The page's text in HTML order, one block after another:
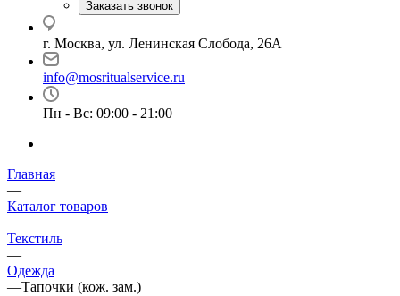
Заказать звонок
г. Москва, ул. Ленинская Слобода, 26А
info@mosritualservice.ru
Пн - Вс: 09:00 - 21:00
Главная
—
Каталог товаров
—
Текстиль
—
Одежда
—Тапочки (кож. зам.)